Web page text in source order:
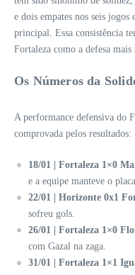
e dois empates nos seis
principal. Essa consistência
Fortaleza como a defesa mais
Os Números da
A performance defensiva do
comprovada pelos resultados:
18/01 | Fortaleza 1×0
e a equipe manteve o
22/01 | Horizonte 0x1
sofreu gols.
26/01 | Fortaleza 1×0
com Gazal na zaga.
31/01 | Fortaleza 1×1